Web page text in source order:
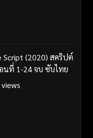
Script (2020) สคริปต์
นที่ 1-24 จบ ซับไทย